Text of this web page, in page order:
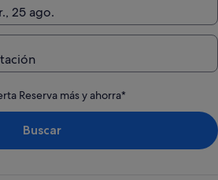
25 ago.
Reserva más y ahorra*
Buscar